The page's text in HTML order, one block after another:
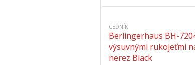
CEDNÍK
Berlingerhaus BH-
výsuvnými rukojeťmi
nerez Black